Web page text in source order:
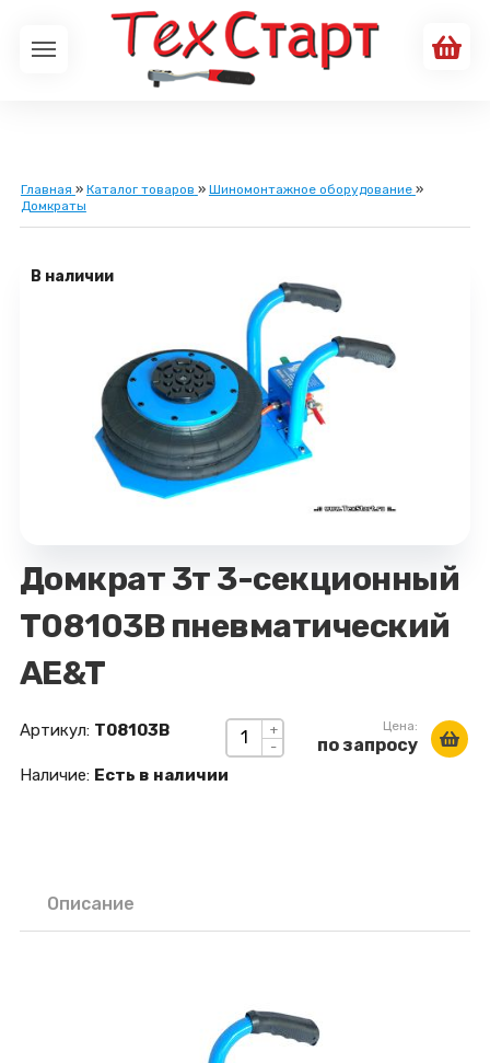
Главная » Каталог товаров » Шиномонтажное оборудование »
Домкраты
В наличии
Домкрат 3т 3-секционный
T08103B пневматический
AE&T
+
-
Цена:
по запросу
Артикул: T08103B
Наличие: Есть в наличии
Описание